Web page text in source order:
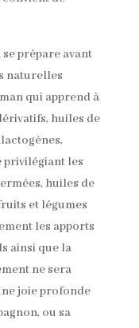
prépare avant
naturelles
qui apprend à
huiles de
les
huiles de
et légumes
les apports
ainsi que la
ne sera
joie profonde
ou sa